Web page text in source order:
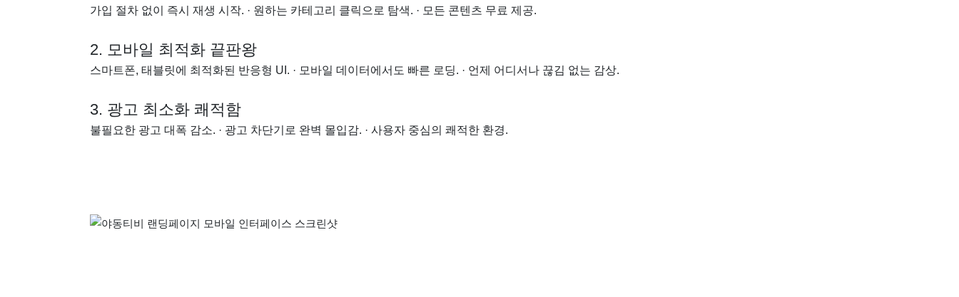
가입 절차 없이 즉시 재생 시작. · 원하는 카테고리 클릭으로 탐색. · 모든 콘텐츠 무료 제공.
2. 모바일 최적화 끝판왕
스마트폰, 태블릿에 최적화된 반응형 UI. · 모바일 데이터에서도 빠른 로딩. · 언제 어디서나 끊김 없는 감상.
3. 광고 최소화 쾌적함
불필요한 광고 대폭 감소. · 광고 차단기로 완벽 몰입감. · 사용자 중심의 쾌적한 환경.